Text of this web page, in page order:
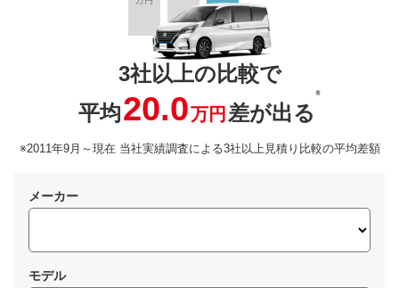
3社以上の比較で
平均20.0万円 差が出る
※
※2011年9月～現在 当社実績調査による3社以上見積り比較の平均差額
メーカー
モデル